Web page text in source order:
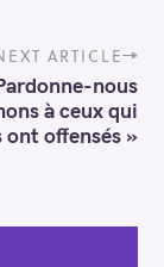
ARTICLE
nous
à ceux qui
ont offensés »